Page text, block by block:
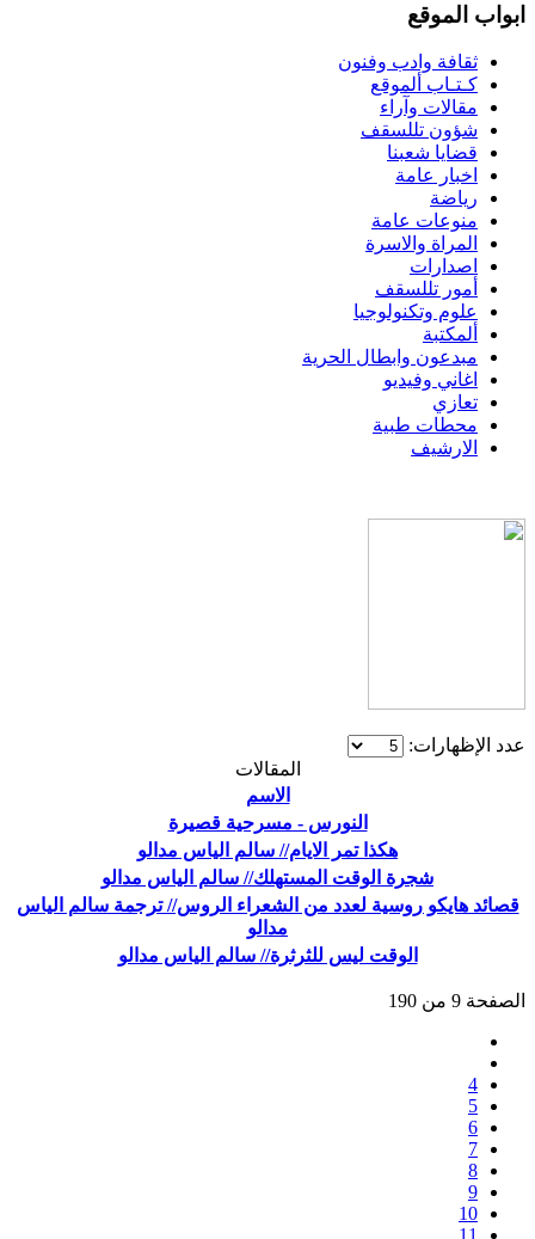
ابواب الموقع
ثقافة وادب وفنون
كـتـاب ألموقع
مقالات وآراء
شؤون تللسقف
قضايا شعبنا
اخبار عامة
رياضة
منوعات عامة
المراة والاسرة
اصدارات
أمور تللسقف
علوم وتكنولوجيا
ألمكتبة
مبدعون وابطال الحرية
اغاني وفيديو
تعازي
محطات طبية
الارشيف
عدد الإظهارات:
المقالات
الاسم
النورس - مسرحية قصيرة
هكذا تمر الايام// سالم الياس مدالو
شجرة الوقت المستهلك// سالم الياس مدالو
قصائد هايكو روسية لعدد من الشعراء الروس// ترجمة سالم الياس
مدالو
الوقت ليس للثرثرة// سالم الياس مدالو
الصفحة 9 من 190
4
5
6
7
8
9
10